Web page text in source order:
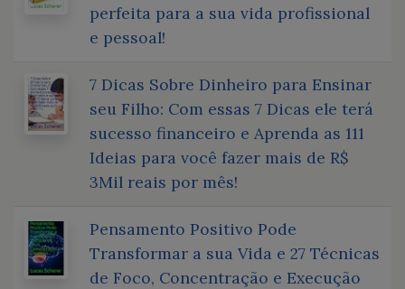
perfeita para a sua vida profissional
e pessoal!
7 Dicas Sobre Dinheiro para Ensinar
seu Filho: Com essas 7 Dicas ele terá
sucesso financeiro e Aprenda as 111
Ideias para você fazer mais de R$
3Mil reais por mês!
Pensamento Positivo Pode
Transformar a sua Vida e 27 Técnicas
de Foco, Concentração e Execução